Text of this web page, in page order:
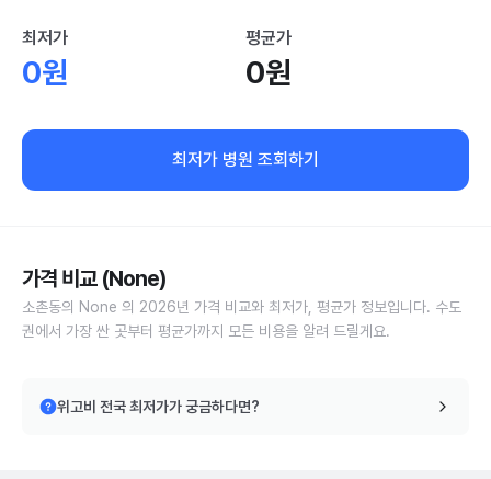
최저가
0원
평균가
0원
최저가 병원 조회하기
가격 비교 (None)
소촌동의 None 의 2026년 가격 비교와 최저가, 평균가 정보입니다. 수도
권에서 가장 싼 곳부터 평균가까지 모든 비용을 알려 드릴게요.
위고비 전국 최저가가 궁금하다면?